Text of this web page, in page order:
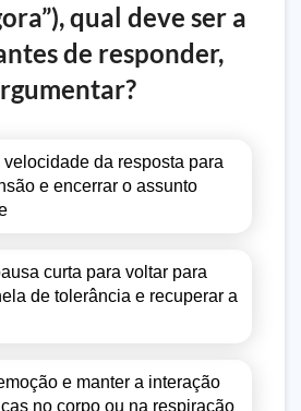
qual deve ser a
de responder,
da resposta para
e encerrar o assunto
curta para voltar para
de tolerância e recuperar a
e manter a interação
no corpo ou na respiração